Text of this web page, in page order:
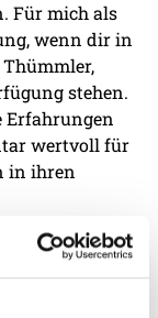
Für mich als
wenn dir in
stehen.
Erfahrungen
wertvoll für
in ihren
und nur fünf
insgesamt zu